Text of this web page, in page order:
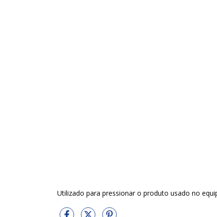
Utilizado para pressionar o produto usado no